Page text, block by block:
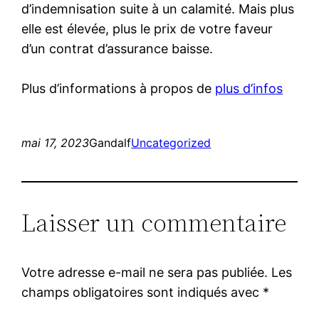
d’indemnisation suite à un calamité. Mais plus
elle est élevée, plus le prix de votre faveur
d’un contrat d’assurance baisse.
Plus d’informations à propos de plus d’infos
mai 17, 2023GandalfUncategorized
Laisser un commentaire
Votre adresse e-mail ne sera pas publiée. Les
champs obligatoires sont indiqués avec *